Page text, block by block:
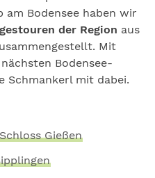
Bodensee haben wir
der Region aus
Mit
Bodensee-
Schmankerl mit dabei.
Gießen